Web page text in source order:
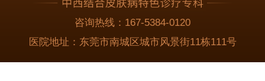
咨询热线： 167-5384-0120
医院地址： 东莞市南城区城市风景街11栋111号